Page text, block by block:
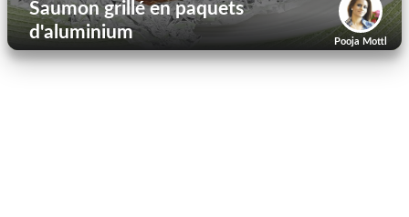
Pooja Mottl
Saumon grillé en paquets
d'aluminium